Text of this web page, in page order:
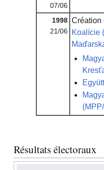
07/06
1998
21/06
Koalície
Résultats électoraux